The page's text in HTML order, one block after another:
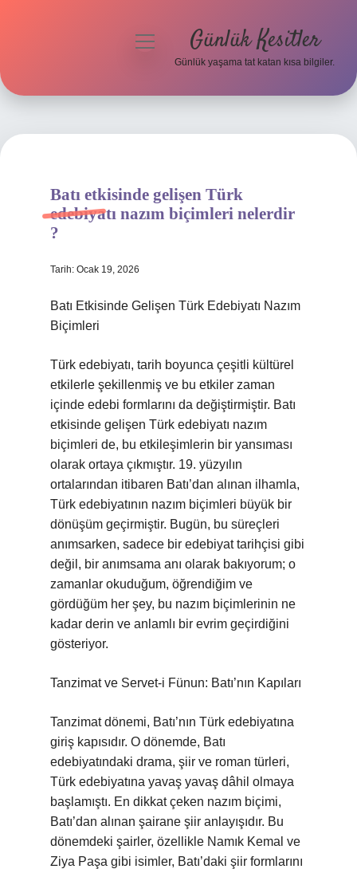
Hakkımızda
menüyü
Günlük Kesitler
Günlük yaşama tat katan kısa bilgiler.
Batı etkisinde gelişen Türk
edebiyatı nazım biçimleri nelerdir
?
Tarih: Ocak 19, 2026
Batı Etkisinde Gelişen Türk Edebiyatı Nazım
Biçimleri
Türk edebiyatı, tarih boyunca çeşitli kültürel
etkilerle şekillenmiş ve bu etkiler zaman
içinde edebi formlarını da değiştirmiştir. Batı
etkisinde gelişen Türk edebiyatı nazım
biçimleri de, bu etkileşimlerin bir yansıması
olarak ortaya çıkmıştır. 19. yüzyılın
ortalarından itibaren Batı’dan alınan ilhamla,
Türk edebiyatının nazım biçimleri büyük bir
dönüşüm geçirmiştir. Bugün, bu süreçleri
anımsarken, sadece bir edebiyat tarihçisi gibi
değil, bir anımsama anı olarak bakıyorum; o
zamanlar okuduğum, öğrendiğim ve
gördüğüm her şey, bu nazım biçimlerinin ne
kadar derin ve anlamlı bir evrim geçirdiğini
gösteriyor.
Tanzimat ve Servet-i Fünun: Batı’nın Kapıları
Tanzimat dönemi, Batı’nın Türk edebiyatına
giriş kapısıdır. O dönemde, Batı
edebiyatındaki drama, şiir ve roman türleri,
Türk edebiyatına yavaş yavaş dâhil olmaya
başlamıştı. En dikkat çeken nazım biçimi,
Batı’dan alınan şairane şiir anlayışıdır. Bu
dönemdeki şairler, özellikle Namık Kemal ve
Ziya Paşa gibi isimler, Batı’daki şiir formlarını